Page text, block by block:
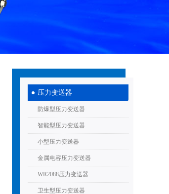
压力变送器
防爆型压力变送器
智能型压力变送器
小型压力变送器
金属电容压力变送器
WR2088压力变送器
卫生型压力变送器